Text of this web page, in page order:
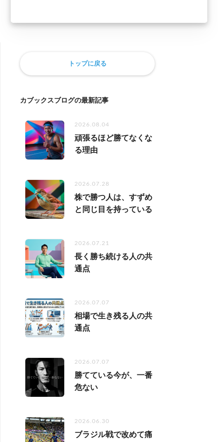
トップに戻る
カブックスブログの最新記事
2026.08.04
頑張るほど勝てなくな
る理由
2026.07.28
株で勝つ人は、すずめ
と同じ目を持っている
2026.07.21
長く勝ち続ける人の共
通点
2026.07.07
相場で生き残る人の共
通点
2026.07.07
勝てている今が、一番
危ない
2026.06.30
ブラジル戦で改めて痛